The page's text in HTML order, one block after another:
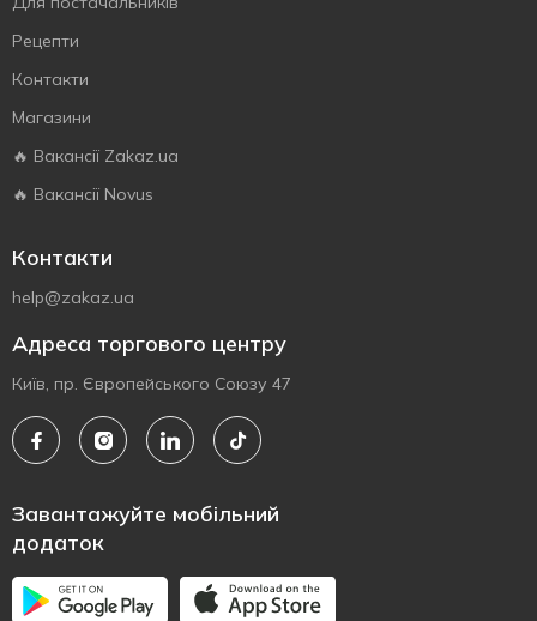
Рецепти
Контакти
Магазини
🔥 Вакансії Zakaz.ua
🔥 Вакансії Novus
Контакти
help@zakaz.ua
Адреса торгового центру
Київ, пр. Європейського Союзу 47
Завантажуйте мобільний
додаток